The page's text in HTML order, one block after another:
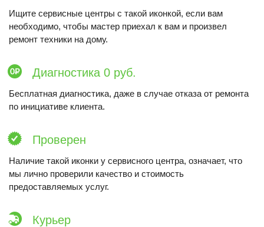
Ищите сервисные центры с такой иконкой, если вам
необходимо, чтобы мастер приехал к вам и произвел
ремонт техники на дому.
Диагностика 0 руб.
Бесплатная диагностика, даже в случае отказа от ремонта
по инициативе клиента.
Проверен
Наличие такой иконки у сервисного центра, означает, что
мы лично проверили качество и стоимость
предоставляемых услуг.
Курьер